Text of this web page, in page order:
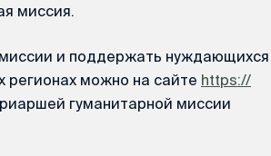
миссия.
и поддержать нуждающихся
регионах можно на сайте https://
гуманитарной миссии